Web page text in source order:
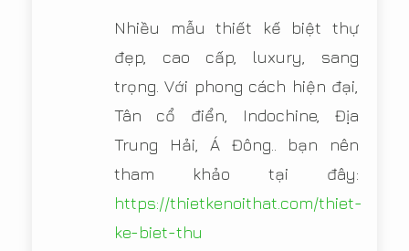
Nhiều mẫu thiết kế biệt thự
đẹp, cao cấp, luxury, sang
trọng. Với phong cách hiện đại,
Tân cổ điển, Indochine, Địa
Trung Hải, Á Đông.. bạn nên
tham khảo tại đây:
https://thietkenoithat.com/thiet-
ke-biet-thu